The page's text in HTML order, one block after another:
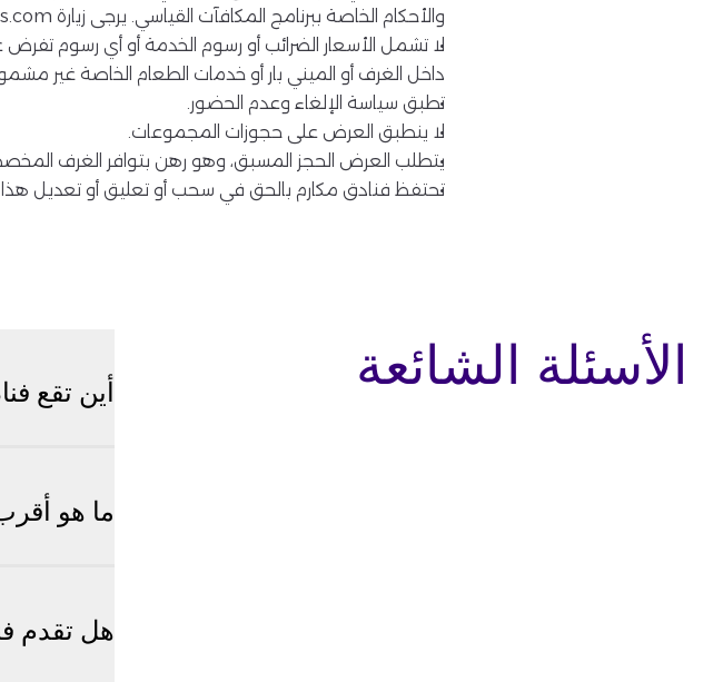
والأحكام الخاصة ببرنامج المكافآت القياسي. يرجى زيارة makaremhotels.com لمزيد من التفاصيل.
لا تشمل الأسعار الضرائب أو رسوم الخدمة أو أي رسوم
داخل الغرف أو الميني بار أو خدمات الطعام الخاصة غير
تطبق سياسة الإلغاء وعدم الحضور.
لا ينطبق العرض على حجوزات المجموعات.
يتطلب العرض الحجز المسبق، وهو رهن بتوافر الغرف
تحتفظ فنادق مكارم بالحق في سحب أو تعليق أو تعديل هذا
الأسئلة الشائعة أين تقع
ما هو
هل تقدم